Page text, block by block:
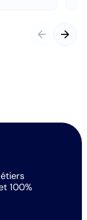
arrow_back arrow_forward
100%